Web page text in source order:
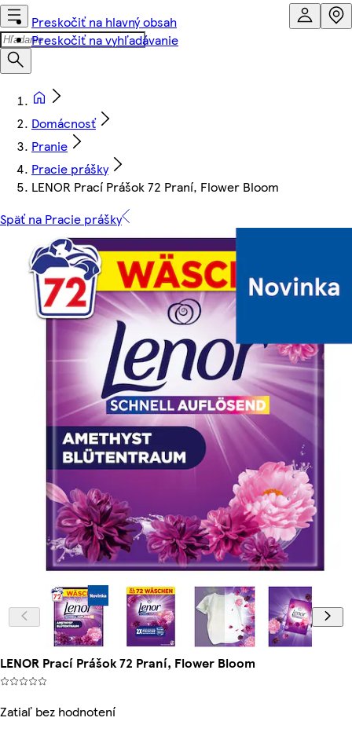
Preskočiť na hlavný obsah
Preskočiť na vyhľadávanie
Domácnosť
Pranie
Pracie prášky
LENOR Prací Prášok 72 Praní, Flower Bloom
Späť na Pracie prášky
LENOR Prací Prášok 72 Praní, Flower Bloom
Zatiaľ bez hodnotení